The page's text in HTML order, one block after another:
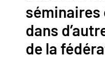
séminaires
dans
de la